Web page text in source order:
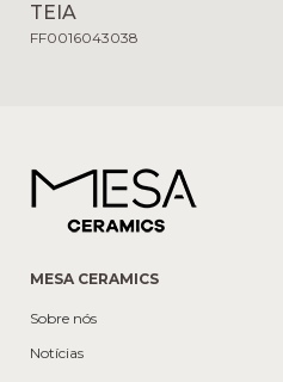
TEIA
FF0016043038
MESA CERAMICS
Sobre nós
Notícias